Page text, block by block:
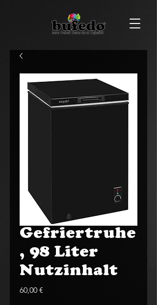
Gefriertruhe
, 98 Liter
Nutzinhalt
60,00 €